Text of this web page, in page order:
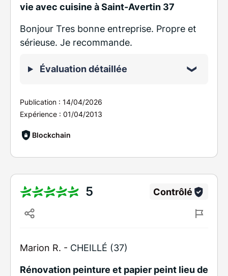
vie avec cuisine à Saint-Avertin 37
Bonjour Tres bonne entreprise. Propre et
sérieuse. Je recommande.
Évaluation détaillée
Publication : 14/04/2026
Expérience : 01/04/2013
Blockchain
5 Contrôlé
Marion R. - CHEILLÉ (37)
Rénovation peinture et papier peint lieu de